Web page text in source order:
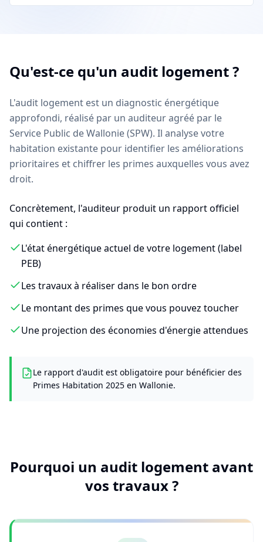
Qu'est-ce qu'un audit logement ?
L'audit logement est un diagnostic énergétique
approfondi, réalisé par un auditeur agréé par le
Service Public de Wallonie (SPW). Il analyse votre
habitation existante pour identifier les améliorations
prioritaires et chiffrer les primes auxquelles vous avez
droit.
Concrètement, l'auditeur produit un rapport officiel
qui contient :
L'état énergétique actuel de votre logement (label
PEB)
Les travaux à réaliser dans le bon ordre
Le montant des primes que vous pouvez toucher
Une projection des économies d'énergie attendues
Le rapport d'audit est obligatoire pour bénéficier des
Primes Habitation 2025 en Wallonie.
Pourquoi un audit logement avant
vos travaux ?